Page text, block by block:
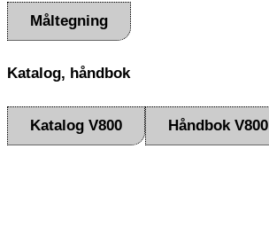
Måltegning
Katalog, håndbok
Katalog V800 Håndbok V800